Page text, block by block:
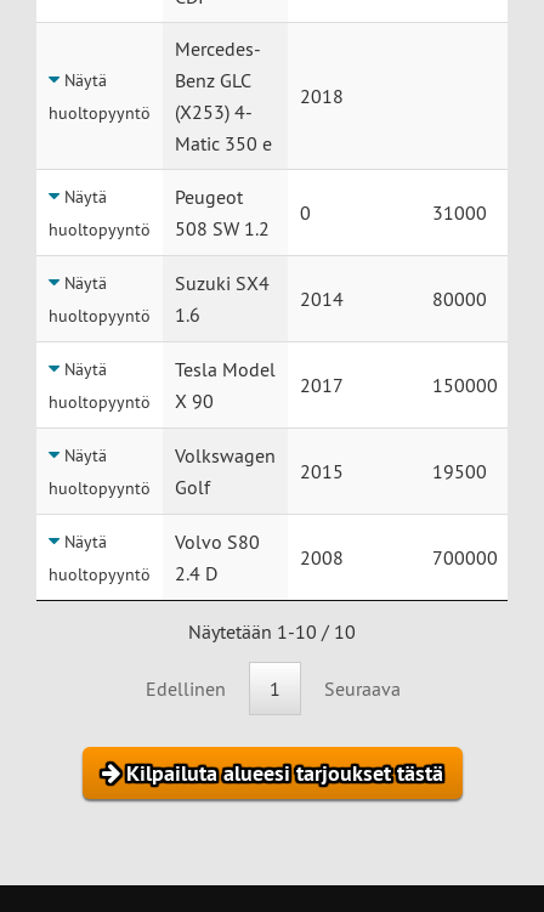
Näytä
huoltopyyntö
Mercedes-
Benz GLC
(X253) 4-
Matic 350 e
2018
Näytä
huoltopyyntö
Peugeot
508 SW 1.2
0 31000
Näytä
huoltopyyntö
Suzuki SX4
1.6
2014 80000
Näytä
huoltopyyntö
Tesla Model
X 90
2017 150000
Näytä
huoltopyyntö
Volkswagen
Golf
2015 19500
Näytä
huoltopyyntö
Volvo S80
2.4 D
2008 700000
Näytetään 1-10 / 10
Edellinen 1 Seuraava
Kilpailuta alueesi tarjoukset tästä